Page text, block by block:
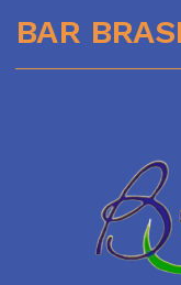
BAR